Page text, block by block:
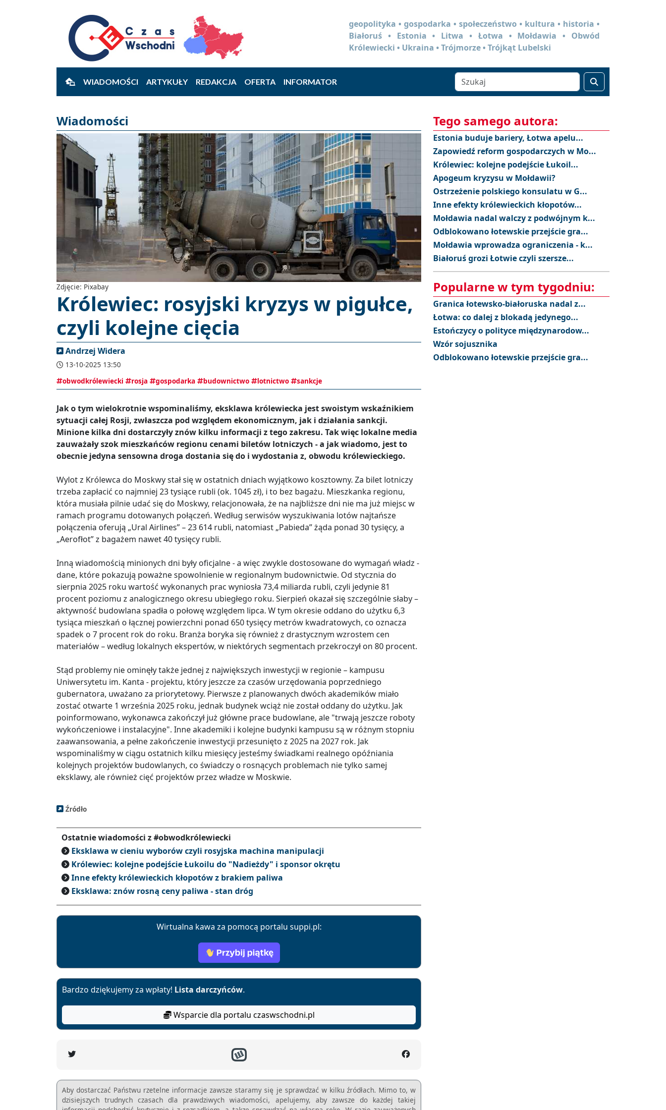
geopolityka • gospodarka • społeczeństwo • kultura • historia •
Białoruś • Estonia • Litwa • Łotwa • Mołdawia • Obwód
Królewiecki • Ukraina • Trójmorze • Trójkąt Lubelski
WIADOMOŚCI ARTYKUŁY REDAKCJA OFERTA INFORMATOR
Wiadomości
Zdjęcie: Pixabay
Królewiec: rosyjski kryzys w pigułce,
czyli kolejne cięcia
Andrzej Widera
13-10-2025 13:50
obwodkrólewiecki
rosja gospodarka budownictwo lotnictwo sankcje
Jak o tym wielokrotnie wspominaliśmy, eksklawa królewiecka jest swoistym wskaźnikiem
sytuacji całej Rosji, zwłaszcza pod względem ekonomicznym, jak i działania sankcji.
Minione kilka dni dostarczyły znów kilku informacji z tego zakresu. Tak więc lokalne media
zauważały szok mieszkańców regionu cenami biletów lotniczych - a jak wiadomo, jest to
obecnie jedyna sensowna droga dostania się do i wydostania z, obwodu królewieckiego.
Wylot z Królewca do Moskwy stał się w ostatnich dniach wyjątkowo kosztowny. Za bilet lotniczy
trzeba zapłacić co najmniej 23 tysiące rubli (ok. 1045 zł), i to bez bagażu. Mieszkanka regionu,
która musiała pilnie udać się do Moskwy, relacjonowała, że na najbliższe dni nie ma już miejsc w
ramach programu dotowanych połączeń. Według serwisów wyszukiwania lotów najtańsze
połączenia oferują „Ural Airlines” – 23 614 rubli, natomiast „Pabieda” żąda ponad 30 tysięcy, a
„Aerofłot” z bagażem nawet 40 tysięcy rubli.
Inną wiadomością minionych dni były oficjalne - a więc zwykle dostosowane do wymagań władz -
dane, które pokazują poważne spowolnienie w regionalnym budownictwie. Od stycznia do
sierpnia 2025 roku wartość wykonanych prac wyniosła 73,4 miliarda rubli, czyli jedynie 81
procent poziomu z analogicznego okresu ubiegłego roku. Sierpień okazał się szczególnie słaby –
aktywność budowlana spadła o połowę względem lipca. W tym okresie oddano do użytku 6,3
tysiąca mieszkań o łącznej powierzchni ponad 650 tysięcy metrów kwadratowych, co oznacza
spadek o 7 procent rok do roku. Branża boryka się również z drastycznym wzrostem cen
materiałów – według lokalnych ekspertów, w niektórych segmentach przekroczył on 80 procent.
Stąd problemy nie ominęły także jednej z największych inwestycji w regionie – kampusu
Uniwersytetu im. Kanta - projektu, który jeszcze za czasów urzędowania poprzedniego
gubernatora, uważano za priorytetowy. Pierwsze z planowanych dwóch akademików miało
zostać otwarte 1 września 2025 roku, jednak budynek wciąż nie został oddany do użytku. Jak
poinformowano, wykonawca zakończył już główne prace budowlane, ale "trwają jeszcze roboty
wykończeniowe i instalacyjne". Inne akademiki i kolejne budynki kampusu są w różnym stopniu
zaawansowania, a pełne zakończenie inwestycji przesunięto z 2025 na 2027 rok. Jak
wspominaliśmy w ciągu ostatnich kilku miesięcy jesteśmy świadkami realnego opóźniania
kolejnych projektów budowlanych, co świadczy o rosnących problemach nie tylko samej
eksklawy, ale również cięć projektów przez władze w Moskwie.
Źródło
Ostatnie wiadomości z #obwodkrólewiecki
Eksklawa w cieniu wyborów czyli rosyjska machina manipulacji
Królewiec: kolejne podejście Łukoilu do "Nadieżdy" i sponsor okrętu
Inne efekty królewieckich kłopotów z brakiem paliwa
Eksklawa: znów rosną ceny paliwa - stan dróg
Wirtualna kawa za pomocą portalu suppi.pl:
Bardzo dziękujemy za wpłaty! Lista darczyńców.
Wsparcie dla portalu czaswschodni.pl
Aby dostarczać Państwu rzetelne informacje zawsze staramy się je sprawdzać w kilku źródłach. Mimo to, w
dzisiejszych trudnych czasach dla prawdziwych wiadomości, apelujemy, aby zawsze do każdej takiej
Tego samego autora:
Estonia buduje bariery, Łotwa apelu...
Zapowiedź reform gospodarczych w Mo...
Królewiec: kolejne podejście Łukoil...
Apogeum kryzysu w Mołdawii?
Ostrzeżenie polskiego konsulatu w G...
Inne efekty królewieckich kłopotów...
Mołdawia nadal walczy z podwójnym k...
Odblokowano łotewskie przejście gra...
Mołdawia wprowadza ograniczenia - k...
Białoruś grozi Łotwie czyli szersze...
Popularne w tym tygodniu:
Granica łotewsko-białoruska nadal z...
Łotwa: co dalej z blokadą jedynego...
Estończycy o polityce międzynarodow...
Wzór sojusznika
Odblokowano łotewskie przejście gra...